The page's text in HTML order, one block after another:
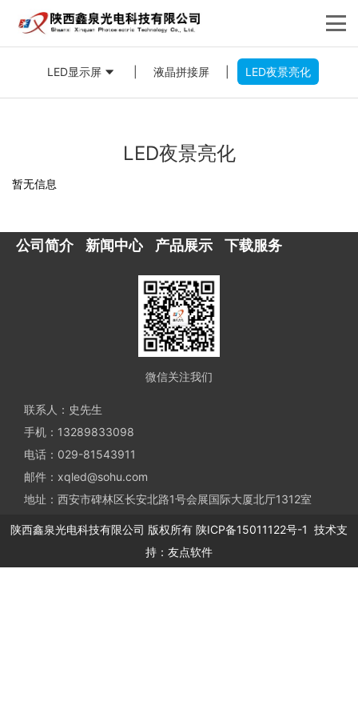
LED显示屏 液晶拼接屏 LED夜景亮化
LED夜景亮化
暂无信息
公司简介 新闻中心 产品展示 下载服务
微信关注我们
联系人：史先生
手机：13289833098
电话：029-81543911
邮件：xqled@sohu.com
地址：西安市碑林区长安北路1号会展国际大厦北厅1312室
陕西鑫泉光电科技有限公司 版权所有 陕ICP备15011122号-1 技术支
持： 友点软件